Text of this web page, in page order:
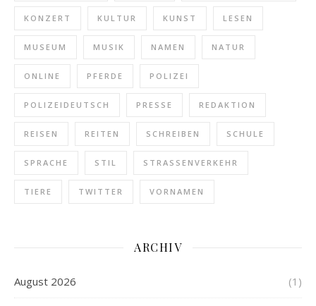
KONZERT KULTUR KUNST LESEN
MUSEUM MUSIK NAMEN NATUR
ONLINE PFERDE POLIZEI
POLIZEIDEUTSCH PRESSE REDAKTION
REISEN REITEN SCHREIBEN SCHULE
SPRACHE STIL STRASSENVERKEHR
TIERE TWITTER VORNAMEN
ARCHIV
August 2026 (1)